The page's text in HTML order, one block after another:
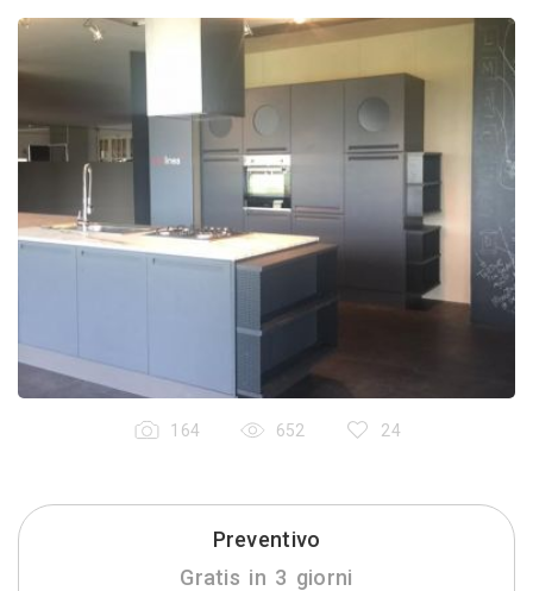
164 652 24
Preventivo
Gratis in 3 giorni